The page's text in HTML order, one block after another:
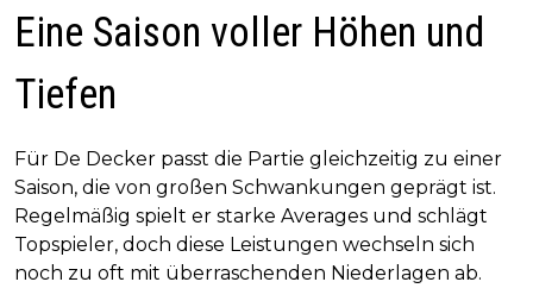
Eine Saison voller Höhen und
Tiefen
Für De Decker passt die Partie gleichzeitig zu einer
Saison, die von großen Schwankungen geprägt ist.
Regelmäßig spielt er starke Averages und schlägt
Topspieler, doch diese Leistungen wechseln sich
noch zu oft mit überraschenden Niederlagen ab.